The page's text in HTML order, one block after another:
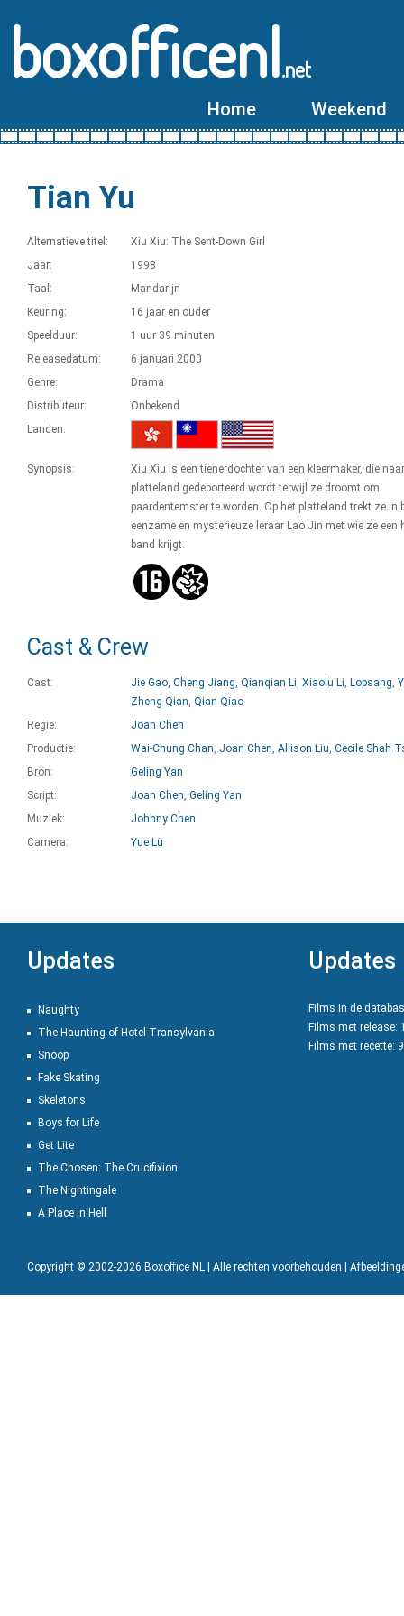
boxofficenl.net
Home Weekend
Tian Yu
Alternatieve titel:
Xiu Xiu: The Sent-Down Girl
Jaar:
1998
Taal:
Mandarijn
Keuring:
16 jaar en ouder
Speelduur:
1 uur 39 minuten
Releasedatum:
6 januari 2000
Genre:
Drama
Distributeur:
Onbekend
Landen:
Synopsis:
Xiu Xiu is een tienerdochter van een kleermaker, die
platteland gedeporteerd wordt terwijl ze droomt om
paardentemster te worden. Op het platteland trekt ze in
eenzame en mysterieuze leraar Lao Jin met wie ze een
band krijgt.
Cast & Crew
Cast: Jie Gao, Cheng Jiang, Qianqian Li, Xiaolu Li, Lopsang,
Zheng Qian, Qian Qiao
Regie:
Joan Chen
Productie:
Wai-Chung Chan, Joan Chen, Allison Liu, Cecile Shah
Bron:
Geling Yan
Script:
Joan Chen, Geling Yan
Muziek:
Johnny Chen
Camera:
Yue Lü
Updates
Naughty
The Haunting of Hotel Transylvania
Snoop
Fake Skating
Skeletons
Boys for Life
Get Lite
The Chosen: The Crucifixion
The Nightingale
A Place in Hell
Updates
Films in de
Films met release:
Films met recette:
Copyright © 2002-2026 Boxoffice NL | Alle rechten voorbehouden |